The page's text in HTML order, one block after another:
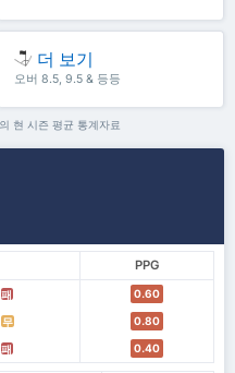
더 보기
오버 8.5, 9.5 & 등등
현 시즌 평균 통계자료
PPG
패 0.60
무 0.80
패 0.40